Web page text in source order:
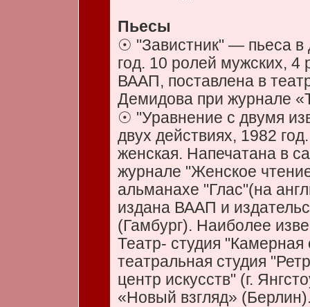
Пьесы
☉ "Завистник" — пьеса в
год. 10 ролей мужских, 4
ВААП, поставлена в
Демидова при журнале
☉ "Уравнение с двумя
двух действиях, 1982
женская. Напечатана в
журнале "Женское
альманахе "Глас"(на
издана ВААП и
(Гамбург). Наиболее
Театр- студия
театральная студия
центр искусств" (г.
«Новый взгляд»